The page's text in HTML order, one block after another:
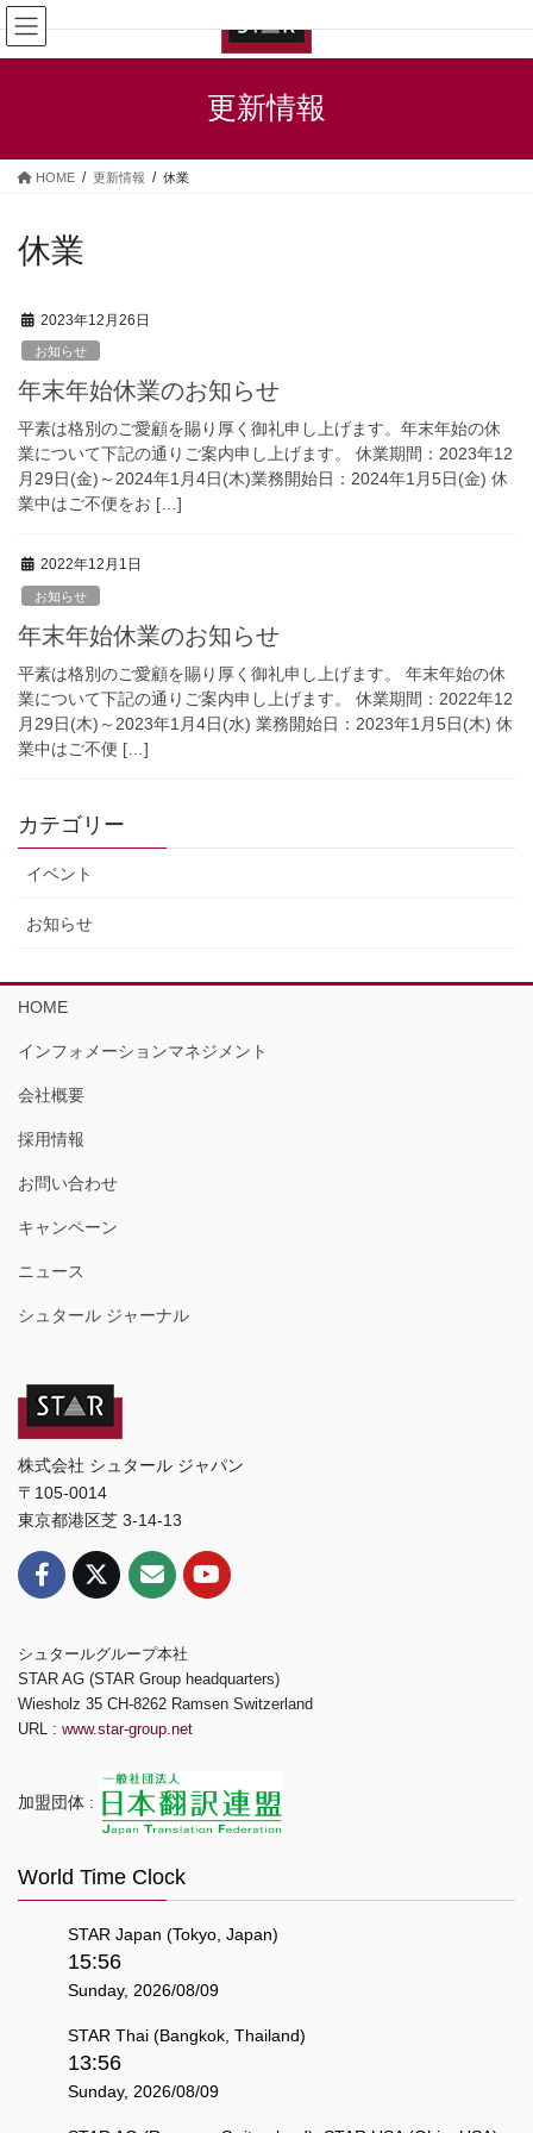
コ
ン
テ
ス
ナ
ビ
ゲ
ン
更新情報
HOME 更新情報 休業
休業
2023年12月26日
お知らせ
年末年始休業のお知らせ
平素は格別のご愛顧を賜り厚く御礼申し上げます。年末年始の休
業について下記の通りご案内申し上げます。 休業期間：2023年12
月29日(金)～2024年1月4日(木)業務開始日：2024年1月5日(金) 休
業中はご不便をお […]
2022年12月1日
お知らせ
年末年始休業のお知らせ
平素は格別のご愛顧を賜り厚く御礼申し上げます。 年末年始の休
業について下記の通りご案内申し上げます。 休業期間：2022年12
月29日(木)～2023年1月4日(水) 業務開始日：2023年1月5日(木) 休
業中はご不便 […]
カテゴリー
イベント
お知らせ
HOME
インフォメーションマネジメント
会社概要
採用情報
お問い合わせ
キャンペーン
ニュース
シュタール ジャーナル
株式会社 シュタール ジャパン
〒105-0014
東京都港区芝 3-14-13
シュタールグループ本社
STAR AG (STAR Group headquarters)
Wiesholz 35 CH-8262 Ramsen Switzerland
URL : www.star-group.net
加盟団体 :
World Time Clock
STAR Japan (Tokyo, Japan)
15:56
Sunday, 2026/08/09
STAR Thai (Bangkok, Thailand)
13:56
Sunday, 2026/08/09